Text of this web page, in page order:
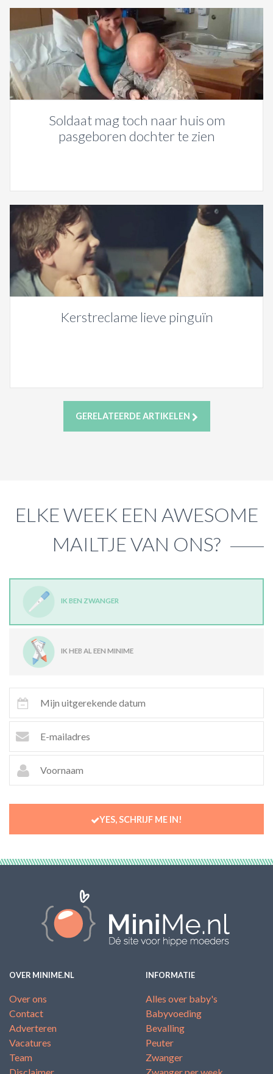
Soldaat mag toch naar huis om
pasgeboren dochter te zien
Kerstreclame lieve pinguïn
GERELATEERDE ARTIKELEN
ELKE WEEK EEN AWESOME
MAILTJE VAN ONS?
IK BEN ZWANGER
IK HEB AL EEN MINIME
YES, SCHRIJF ME IN!
OVER MINIME.NL
Over ons
Contact
Adverteren
Vacatures
Team
INFORMATIE
Alles over baby's
Babyvoeding
Bevalling
Peuter
Zwanger